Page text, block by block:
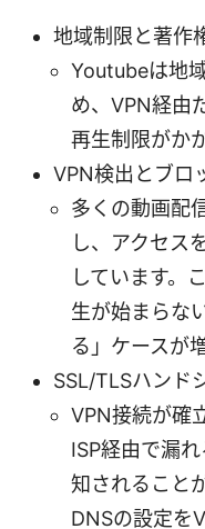
地域制限と著作
Youtubeは地
め、VPN経由
再生制限がか
VPN検出とブロ
多くの動画配
し、アクセス
しています。
生が始まらな
る」ケースが
SSL/TLSハンド
VPN接続が確
ISP経由で漏
知されること
DNSの設定を